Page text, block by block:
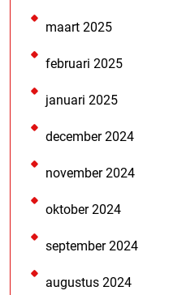
maart 2025
februari 2025
januari 2025
december 2024
november 2024
oktober 2024
september 2024
augustus 2024